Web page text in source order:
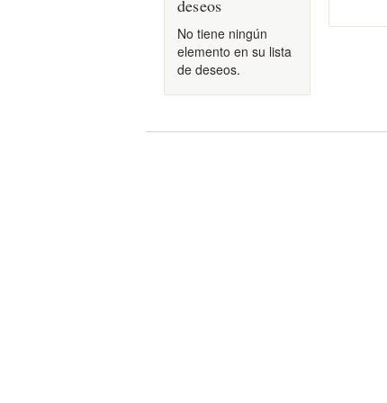
deseos
No tiene ningún
elemento en su lista
de deseos.